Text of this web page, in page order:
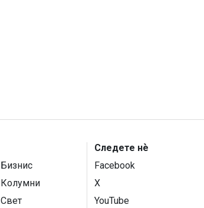
Бизнис
Колумни
Свет
Следете нѐ
Facebook
X
YouTube